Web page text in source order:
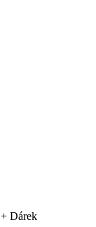
+ Dárek